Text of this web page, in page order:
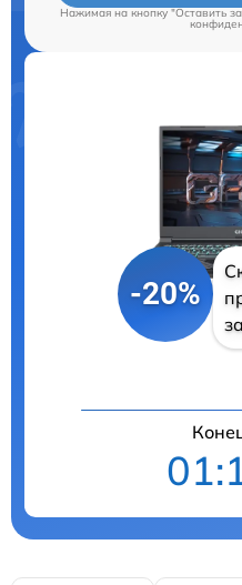
Нажимая на кнопку "Оставить
-20%